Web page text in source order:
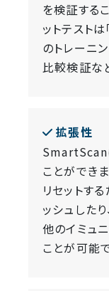
を検証する
ットテスト
のトレーニ
比較検証な
拡張性
SmartScan
ことができ
リセットす
ッシュしたり
他のイミュ
ことが可能で